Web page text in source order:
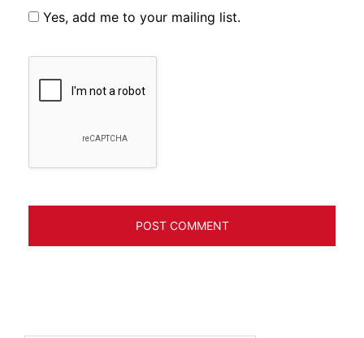
Yes, add me to your mailing list.